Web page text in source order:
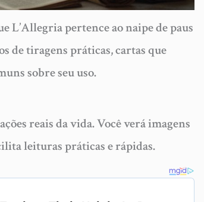
L’Allegria pertence ao naipe de paus
de tiragens práticas, cartas que
sobre seu uso.
reais da vida. Você verá imagens
leituras práticas e rápidas.